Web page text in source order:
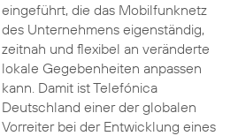
eingeführt, die das Mobilfunknetz
des Unternehmens eigenständig,
zeitnah und flexibel an veränderte
lokale Gegebenheiten anpassen
kann. Damit ist Telefónica
Deutschland einer der globalen
Vorreiter bei der Entwicklung eines